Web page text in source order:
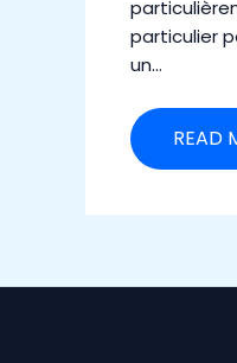
particulier
un…
READ